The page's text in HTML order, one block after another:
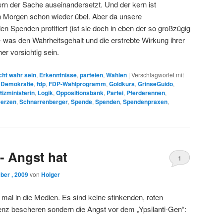
der Sache auseinandersetzt. Und der kern ist
schon wieder übel. Aber da unsere
Spenden profitiert (ist sie doch in eben der so großzügig
den Wahrheitsgehalt und die erstrebte Wirkung ihrer
vorsichtig sein.
wahr sein, Erkenntnisse, parteien, Wahlen | Verschlagwortet mit
Demokratie, fdp, FDP-Wahlprogramm, Goldkurs, GrinseGuido,
, Logik, Oppositionsbank, Partei, Pferderennen,
, Schnarrenberger, Spende, Spenden, Spendenpraxen,
Angst hat
, 2009von Holger
1
in die Medien. Es sind keine stinkenden, roten
bescheren sondern die Angst vor dem „Ypsilanti-Gen“: